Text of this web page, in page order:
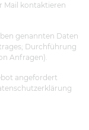
Mail kontaktieren
genannten Daten
Durchführung
Anfragen).
angefordert